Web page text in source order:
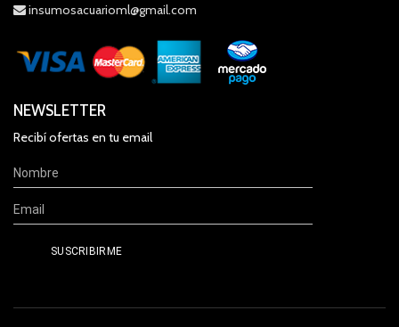
insumosacuarioml@gmail.com
NEWSLETTER
Recibí ofertas en tu email